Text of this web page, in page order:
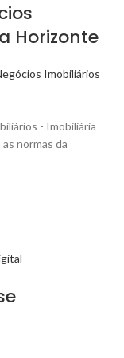
Horizonte
Imobiliários
- Imobiliária
normas da